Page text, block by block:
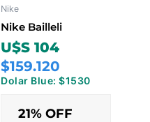
Nike
Nike Bailleli
U$S 104
$159.120
Dolar Blue: $1530
21% OFF
la
de